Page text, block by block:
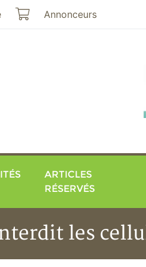
Mon panier
Annonceurs
ARTICLES
RÉSERVÉS
les